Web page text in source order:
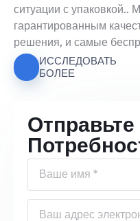
ситуации с упаковкой..
гарантированным
решения, и самые
ИССЛЕДОВАТЬ
БОЛЕЕ